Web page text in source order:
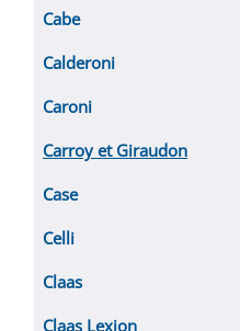
Cabe
Calderoni
Caroni
Carroy et Giraudon
Case
Celli
Claas
Claas Lexion